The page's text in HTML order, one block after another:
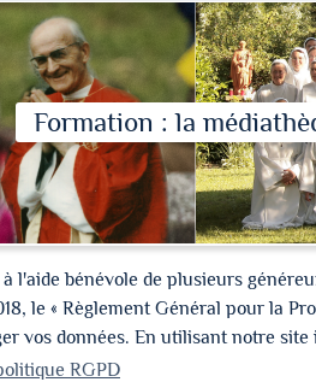
Formation : la
l'aide bénévole de plusieurs
le « Règlement Général pour la
vos données. En utilisant notre
RGPD